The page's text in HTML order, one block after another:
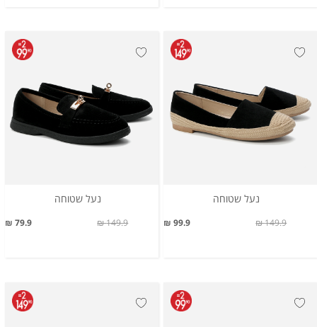
נעל שטוחה
99.9 ₪ 149.9 ₪
נעל שטוחה
79.9 ₪ 149.9 ₪